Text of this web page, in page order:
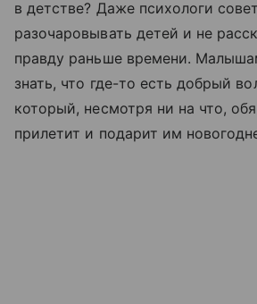
в детстве? Даже психологи
разочаровывать детей и не
правду раньше времени.
знать, что где-то есть добрый
который, несмотря ни на что,
прилетит и подарит им